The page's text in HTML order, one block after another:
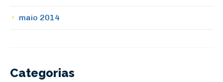
maio 2014
Categorias